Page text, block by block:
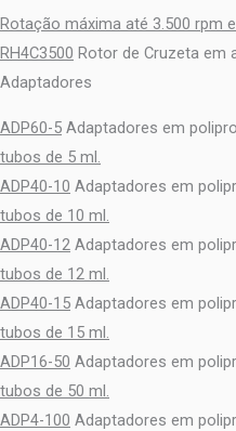
Rotação máxima até 3.500 rpm
RH4C3500 Rotor de Cruzeta em
Adaptadores
ADP60-5 Adaptadores em
tubos de 5 ml.
ADP40-10 Adaptadores em
tubos de 10 ml.
ADP40-12 Adaptadores em
tubos de 12 ml.
ADP40-15 Adaptadores em
tubos de 15 ml.
ADP16-50 Adaptadores em
tubos de 50 ml.
ADP4-100 Adaptadores em